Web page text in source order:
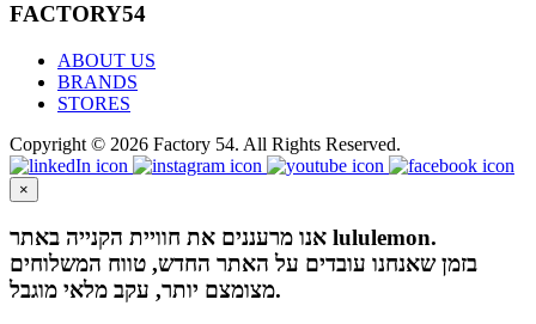
FACTORY54
ABOUT US
BRANDS
STORES
Copyright © 2026 Factory 54. All Rights Reserved.
×
אנו מרעננים את חוויית הקנייה באתר lululemon.
בזמן שאנחנו עובדים על האתר החדש, טווח המשלוחים
מצומצם יותר, עקב מלאי מוגבל.